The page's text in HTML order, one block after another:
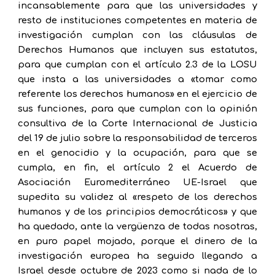
incansablemente para que las universidades y
resto de instituciones competentes en materia de
investigación cumplan con las cláusulas de
Derechos Humanos que incluyen sus estatutos,
para que cumplan con el artículo 2.3 de la LOSU
que insta a las universidades a «tomar como
referente los derechos humanos» en el ejercicio de
sus funciones, para que cumplan con la opinión
consultiva de la Corte Internacional de Justicia
del 19 de julio sobre la responsabilidad de terceros
en el genocidio y la ocupación, para que se
cumpla, en fin, el artículo 2 el Acuerdo de
Asociación Euromediterráneo UE-Israel que
supedita su validez al «respeto de los derechos
humanos y de los principios democráticos» y que
ha quedado, ante la vergüenza de todas nosotras,
en puro papel mojado, porque el dinero de la
investigación europea ha seguido llegando a
Israel desde octubre de 2023 como si nada de lo